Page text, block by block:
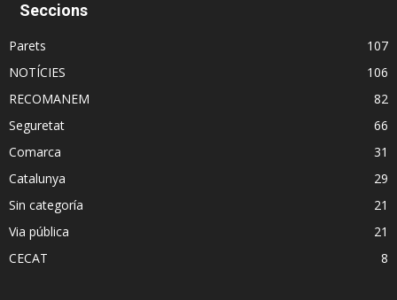
Seccions
Parets
107
NOTÍCIES
106
RECOMANEM
82
Seguretat
66
Comarca
31
Catalunya
29
Sin categoría
21
Via pública
21
CECAT
8